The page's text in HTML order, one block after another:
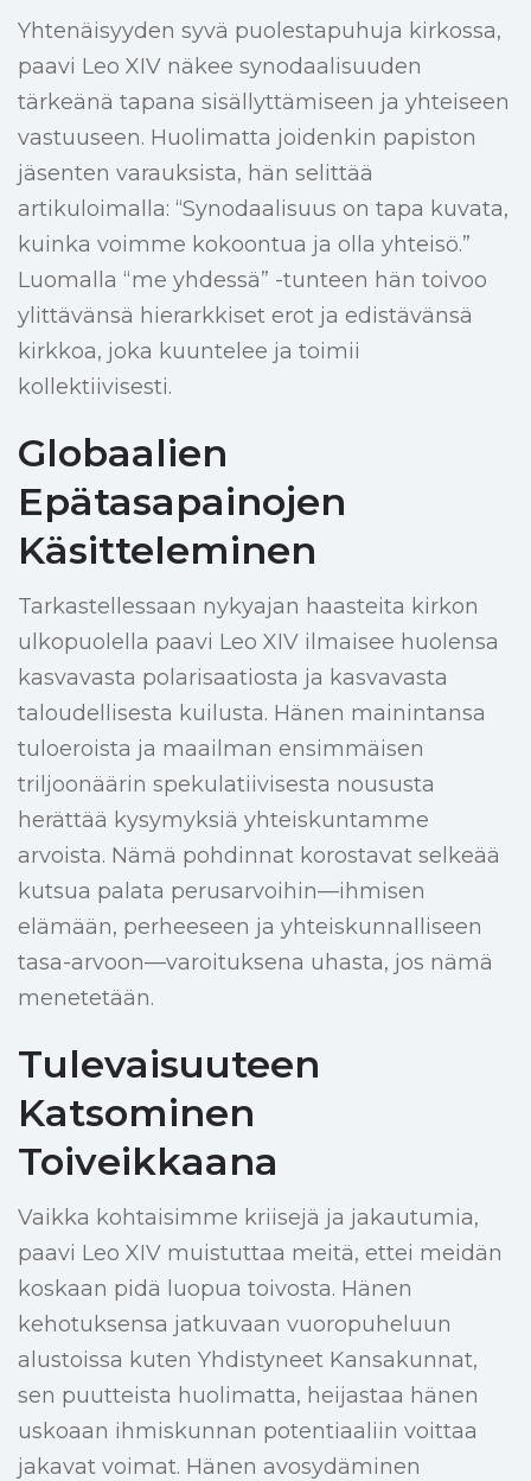
Yhtenäisyyden syvä puolestapuhuja kirkossa,
paavi Leo XIV näkee synodaalisuuden
tärkeänä tapana sisällyttämiseen ja yhteiseen
vastuuseen. Huolimatta joidenkin papiston
jäsenten varauksista, hän selittää
artikuloimalla: “Synodaalisuus on tapa kuvata,
kuinka voimme kokoontua ja olla yhteisö.”
Luomalla “me yhdessä” -tunteen hän toivoo
ylittävänsä hierarkkiset erot ja edistävänsä
kirkkoa, joka kuuntelee ja toimii
kollektiivisesti.
Globaalien
Epätasapainojen
Käsitteleminen
Tarkastellessaan nykyajan haasteita kirkon
ulkopuolella paavi Leo XIV ilmaisee huolensa
kasvavasta polarisaatiosta ja kasvavasta
taloudellisesta kuilusta. Hänen mainintansa
tuloeroista ja maailman ensimmäisen
triljoonäärin spekulatiivisesta noususta
herättää kysymyksiä yhteiskuntamme
arvoista. Nämä pohdinnat korostavat selkeää
kutsua palata perusarvoihin—ihmisen
elämään, perheeseen ja yhteiskunnalliseen
tasa-arvoon—varoituksena uhasta, jos nämä
menetetään.
Tulevaisuuteen
Katsominen
Toiveikkaana
Vaikka kohtaisimme kriisejä ja jakautumia,
paavi Leo XIV muistuttaa meitä, ettei meidän
koskaan pidä luopua toivosta. Hänen
kehotuksensa jatkuvaan vuoropuheluun
alustoissa kuten Yhdistyneet Kansakunnat,
sen puutteista huolimatta, heijastaa hänen
uskoaan ihmiskunnan potentiaaliin voittaa
jakavat voimat. Hänen avosydäminen